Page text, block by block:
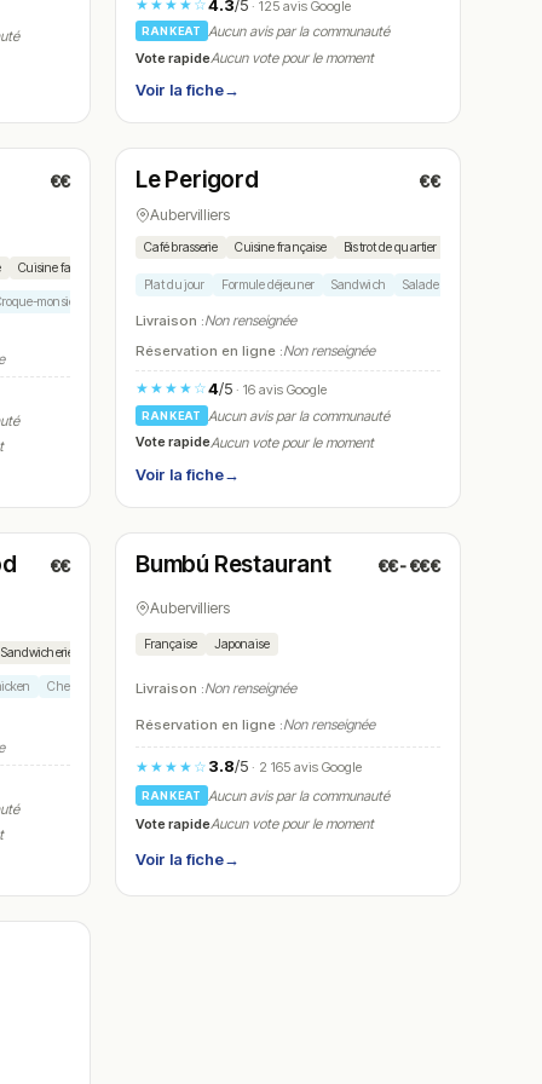
★★★★☆4.3/5 · 125 avis Google
RANKEAT
Aucun avis par la communauté
Vote rapideAucun vote pour le moment
Voir la fiche→
€€
Cuisine familiale
monsieur
N° 20
Ouvert(07:00 – 00:00)
Le Perigord €€
Aubervilliers
Café brasserie Cuisine française Bistrot de quartier
Plat du jour Formule déjeuner Sandwich Salade composée
Livraison :Non renseignée
Réservation en ligne :Non renseignée
★★★★☆4/5 · 16 avis Google
RANKEAT
Aucun avis par la communauté
Vote rapideAucun vote pour le moment
Voir la fiche→
€€
Sandwicherie
Cheese naan Tacos
N° 23
Ouvert(12:00 – 15:00, 19:00 – 01:00)
Bumbú Restaurant €€-€€€
Aubervilliers
Française Japonaise
Livraison :Non renseignée
Réservation en ligne :Non renseignée
★★★★☆ 3.8/5 · 2 165 avis Google
RANKEAT
Aucun avis par la communauté
Vote rapideAucun vote pour le moment
Voir la fiche→